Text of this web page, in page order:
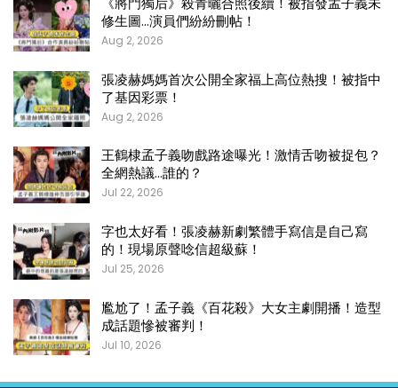
修生圖…演員們紛紛刪帖！
Aug 2, 2026
張凌赫媽媽首次公開全家福上高位熱搜！被指中
了基因彩票！
Aug 2, 2026
王鶴棣孟子義吻戲路途曝光！激情舌吻被捉包？
全網熱議…誰的？
Jul 22, 2026
字也太好看！張凌赫新劇繁體手寫信是自己寫
的！現場原聲唸信超級蘇！
Jul 25, 2026
尷尬了！孟子義《百花殺》大女主劇開播！造型
成話題慘被審判！
Jul 10, 2026